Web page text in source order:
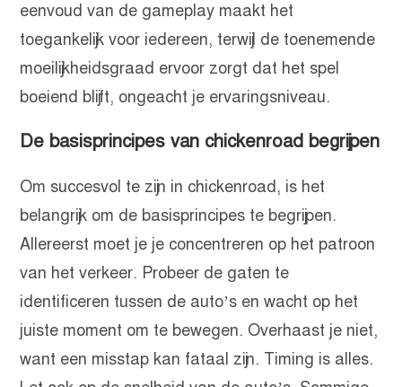
eenvoud van de gameplay maakt het
toegankelijk voor iedereen, terwijl de toenemende
moeilijkheidsgraad ervoor zorgt dat het spel
boeiend blijft, ongeacht je ervaringsniveau.
De basisprincipes van chickenroad begrijpen
Om succesvol te zijn in chickenroad, is het
belangrijk om de basisprincipes te begrijpen.
Allereerst moet je je concentreren op het patroon
van het verkeer. Probeer de gaten te
identificeren tussen de auto’s en wacht op het
juiste moment om te bewegen. Overhaast je niet,
want een misstap kan fataal zijn. Timing is alles.